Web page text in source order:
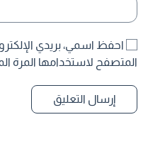
احفظ اسمي، بريدي
المتصفح لاستخدامها المرة
إرسال التعليق